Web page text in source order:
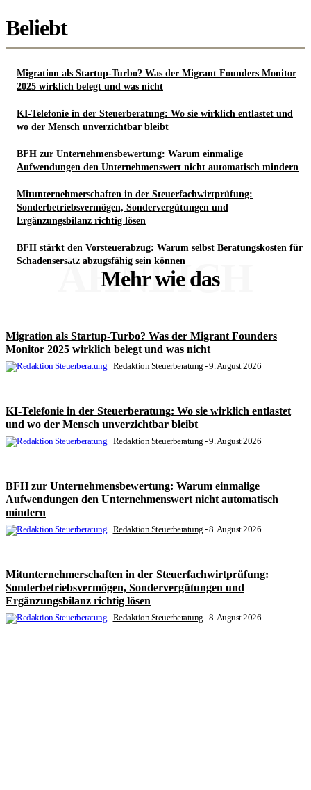
Beliebt
Migration als Startup-Turbo? Was der Migrant Founders Monitor
2025 wirklich belegt und was nicht
KI-Telefonie in der Steuerberatung: Wo sie wirklich entlastet und
wo der Mensch unverzichtbar bleibt
BFH zur Unternehmensbewertung: Warum einmalige
Aufwendungen den Unternehmenswert nicht automatisch mindern
Mitunternehmerschaften in der Steuerfachwirtprüfung:
Sonderbetriebsvermögen, Sondervergütungen und
Ergänzungsbilanz richtig lösen
BFH stärkt den Vorsteuerabzug: Warum selbst Beratungskosten für
Schadensersatz abzugsfähig sein können
Mehr wie das
ÄHNLICH
Migration als Startup-Turbo? Was der Migrant Founders
Monitor 2025 wirklich belegt und was nicht
Redaktion Steuerberatung -9. August 2026
KI-Telefonie in der Steuerberatung: Wo sie wirklich entlastet
und wo der Mensch unverzichtbar bleibt
Redaktion Steuerberatung -9. August 2026
BFH zur Unternehmensbewertung: Warum einmalige
Aufwendungen den Unternehmenswert nicht automatisch
mindern
Redaktion Steuerberatung -8. August 2026
Mitunternehmerschaften in der Steuerfachwirtprüfung:
Sonderbetriebsvermögen, Sondervergütungen und
Ergänzungsbilanz richtig lösen
Redaktion Steuerberatung -8. August 2026